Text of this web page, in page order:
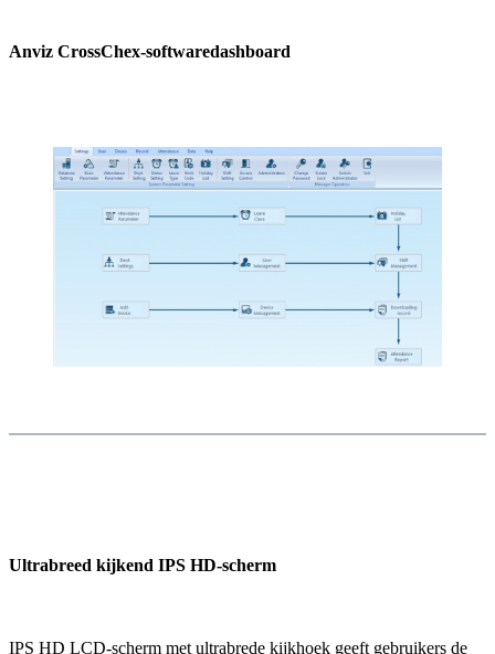
Anviz CrossChex-softwaredashboard
Ultrabreed kijkend IPS HD-scherm
IPS HD LCD-scherm met ultrabrede kijkhoek geeft gebruikers de